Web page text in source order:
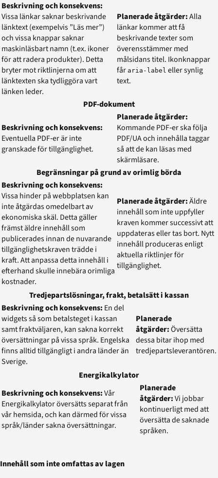
Beskrivning och konsekvens:
Vissa länkar saknar beskrivande
länktext (exempelvis ”Läs mer”)
och vissa knappar saknar
maskinläsbart namn (t.ex. ikoner
för att radera produkter). Detta
bryter mot riktlinjerna om att
länktexten ska tydliggöra vart
länken leder.
Planerade åtgärder:Alla
länkar kommer att få
beskrivande texter som
överensstämmer med
målsidans titel. Ikonknappar
får aria-label eller synlig
text.
PDF‑dokument
Beskrivning och konsekvens:
Eventuella PDF‑er är inte
granskade för tillgänglighet.
Planerade åtgärder:
Kommande PDF‑er ska följa
PDF/UA och innehålla taggar
så att de kan läsas med
skärmläsare.
Begränsningar på grund av orimlig börda
Beskrivning och konsekvens:
Vissa hinder på webbplatsen kan
inte åtgärdas omedelbart av
ekonomiska skäl. Detta gäller
främst äldre innehåll som
publicerades innan de nuvarande
tillgänglighetskraven trädde i
kraft. Att anpassa detta innehåll i
efterhand skulle innebära orimliga
kostnader.
Planerade åtgärder:Äldre
innehåll som inte uppfyller
kraven kommer successivt att
uppdateras eller tas bort. Nytt
innehåll produceras enligt
aktuella riktlinjer för
tillgänglighet.
Tredjepartslösningar, frakt, betalsätt i kassan
Beskrivning och konsekvens: En del
widgets så som betalsteget i kassan
samt fraktväljaren, kan sakna korrekt
översättningar på vissa språk. Engelska
finns alltid tillgängligt i andra länder än
Sverige.
Planerade
åtgärder:Översätta
dessa bitar ihop med
tredjepartsleverantören.
Energikalkylator
Beskrivning och konsekvens:Vår
Energikalkylator översätts separat från
vår hemsida, och kan därmed för vissa
språk/länder sakna översättningar.
Planerade
åtgärder:Vi jobbar
kontinuerligt med att
översätta de saknade
språken.
Innehåll som inte omfattas av lagen